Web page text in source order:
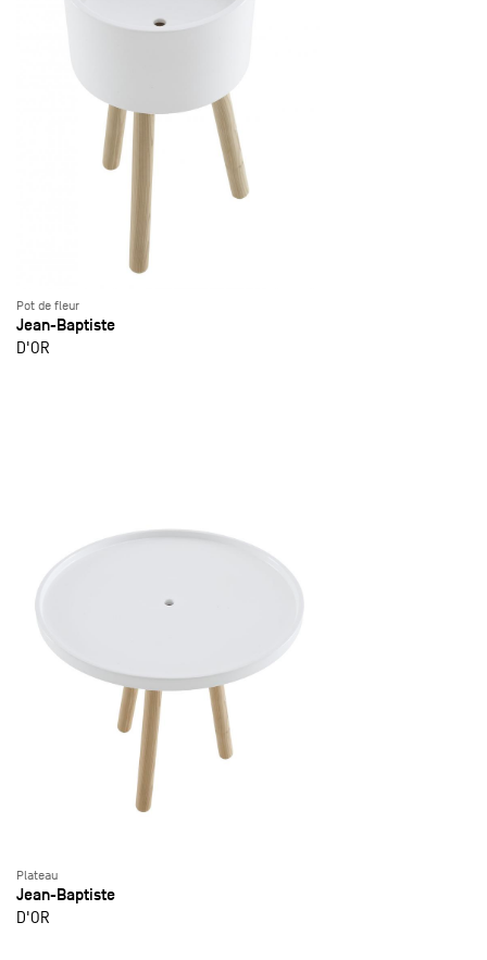
Pot de fleur
Jean-Baptiste
D'OR
Plateau
Jean-Baptiste
D'OR